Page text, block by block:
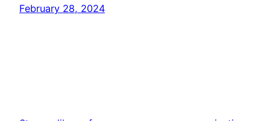
February 28, 2024
Stampa libera, free news e press communication